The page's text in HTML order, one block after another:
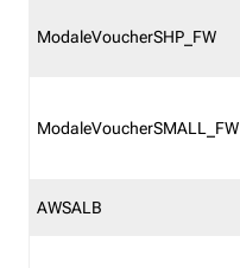
ModaleVoucherSHP_FW
ModaleVoucherSMALL_FW
AWSALB